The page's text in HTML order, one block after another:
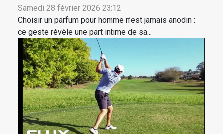
Samedi 28 février 2026 23:12
Choisir un parfum pour homme n’est jamais anodin :
ce geste révèle une part intime de sa...